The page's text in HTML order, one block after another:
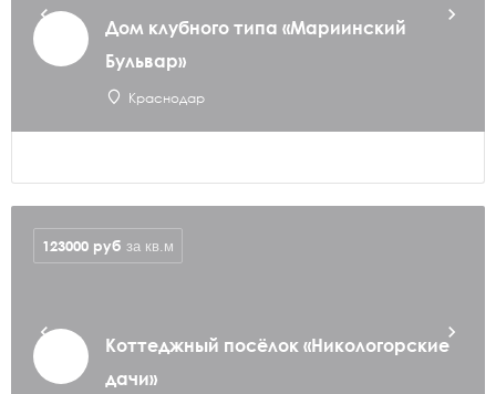
Дом клубного типа «Мариинский
Бульвар»
Краснодар
Коттеджный посёлок «Никологорские
дачи»
123000 руб за кв.м